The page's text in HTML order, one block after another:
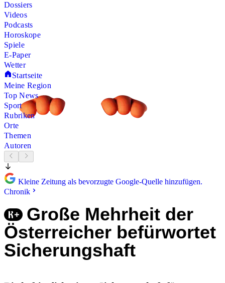
Dossiers
Videos
Podcasts
Horoskope
Spiele
E-Paper
Wetter
Startseite
Meine Region
Top News
Sport
Rubriken
Orte
Themen
Autoren
Kleine Zeitung als bevorzugte Google-Quelle hinzufügen.
Chronik
Große Mehrheit der
Österreicher befürwortet
Sicherungshaft